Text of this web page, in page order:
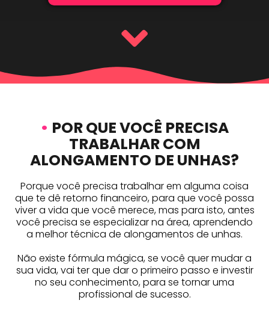
• POR QUE VOCÊ PRECISA
TRABALHAR COM
ALONGAMENTO DE UNHAS?
Porque você precisa trabalhar em alguma coisa
que te dê retorno financeiro, para que você possa
viver a vida que você merece, mas para isto, antes
você precisa se especializar na área, aprendendo
a melhor técnica de alongamentos de unhas.
Não existe fórmula mágica, se você quer mudar a
sua vida, vai ter que dar o primeiro passo e investir
no seu conhecimento, para se tornar uma
profissional de sucesso.